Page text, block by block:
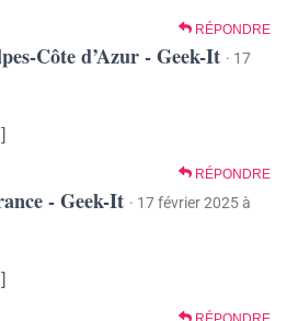
RÉPONDRE
Côte d’Azur - Geek-It · 17
RÉPONDRE
- Geek-It · 17 février 2025 à